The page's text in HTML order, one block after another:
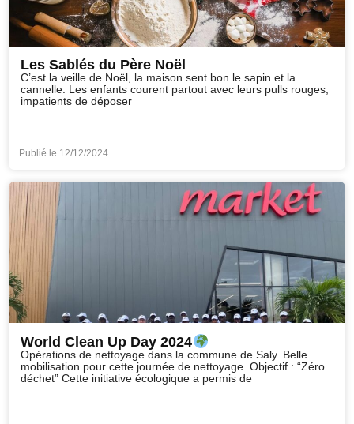
Les Sablés du Père Noël
C’est la veille de Noël, la maison sent bon le sapin et la
cannelle. Les enfants courent partout avec leurs pulls rouges,
impatients de déposer
Publié le 12/12/2024
World Clean Up Day 2024
Opérations de nettoyage dans la commune de Saly. Belle
mobilisation pour cette journée de nettoyage. Objectif : “Zéro
déchet” Cette initiative écologique a permis de